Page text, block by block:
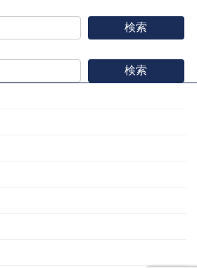
検索
検索